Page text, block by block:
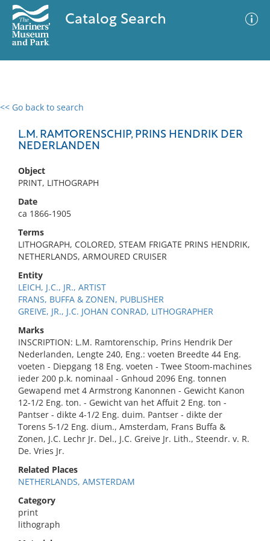
Catalog Search
<< Go back to search
L.M. RAMTORENSCHIP, PRINS HENDRIK DER
NEDERLANDEN
Object
PRINT, LITHOGRAPH
Date
ca 1866-1905
Terms
LITHOGRAPH, COLORED, STEAM FRIGATE PRINS HENDRIK,
NETHERLANDS, ARMOURED CRUISER
Entity
LEICH, J.C., JR., ARTIST
FRANS, BUFFA & ZONEN, PUBLISHER
GREIVE, JR., J.C. JOHAN CONRAD, LITHOGRAPHER
Marks
INSCRIPTION: L.M. Ramtorenschip, Prins Hendrik Der
Nederlanden, Lengte 240, Eng.: voeten Breedte 44 Eng.
voeten - Diepgang 18 Eng. voeten - Twee Stoom-machines
ieder 200 p.k. nominaal - Gnhoud 2096 Eng. tonnen
Gewapend met 4 Armstrong Kanonnen - Gewicht Kanon
12-1/2 Eng. ton. - Gewicht van het Affuit 2 Eng. ton -
Pantser - dikte 4-1/2 Eng. duim. Pantser - dikte der
Torens 5-1/2 Eng. dium., Amsterdam, Frans Buffa &
Zonen, J.C. Lechr Jr. Del., J.C. Greive Jr. Lith., Steendr. v. R.
De. Vries Jr.
Related Places
NETHERLANDS, AMSTERDAM
Category
print
lithograph
0 results
No results meet your criteria